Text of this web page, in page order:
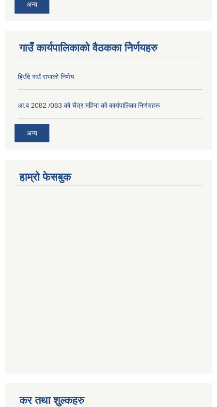
अन्य
गाउँ कार्यपालिकाको वैठकका निेर्णयहरु
हिउँदे गाउँ सभाको निर्णय
आ.व 2082 /083 को चैत्र महिना को कार्यपालिका निर्णयहरू
अन्य
हाम्रो फेसबुक
कर तथा शुल्कहरु